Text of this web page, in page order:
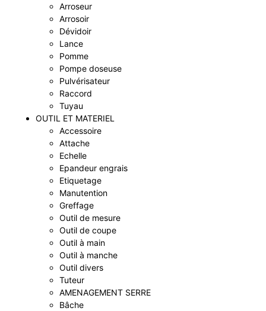
Arroseur
Arrosoir
Dévidoir
Lance
Pomme
Pompe doseuse
Pulvérisateur
Raccord
Tuyau
OUTIL ET MATERIEL
Accessoire
Attache
Echelle
Epandeur engrais
Etiquetage
Manutention
Greffage
Outil de mesure
Outil de coupe
Outil à main
Outil à manche
Outil divers
Tuteur
AMENAGEMENT SERRE
Bâche